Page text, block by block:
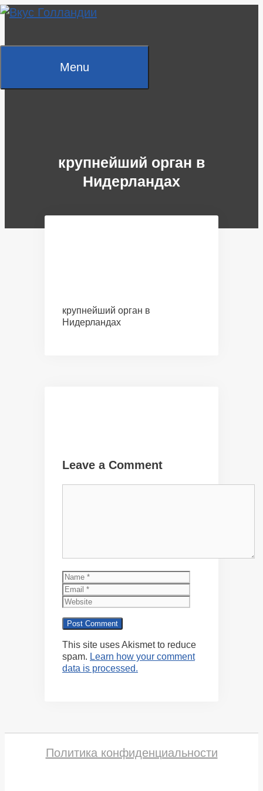
Skip
Menu
крупнейший орган в
Нидерландах
крупнейший орган в
Нидерландах
Leave a Comment
Name
This site uses Akismet to reduce
spam. Learn how your comment
data is processed.
Политика конфиденциальности